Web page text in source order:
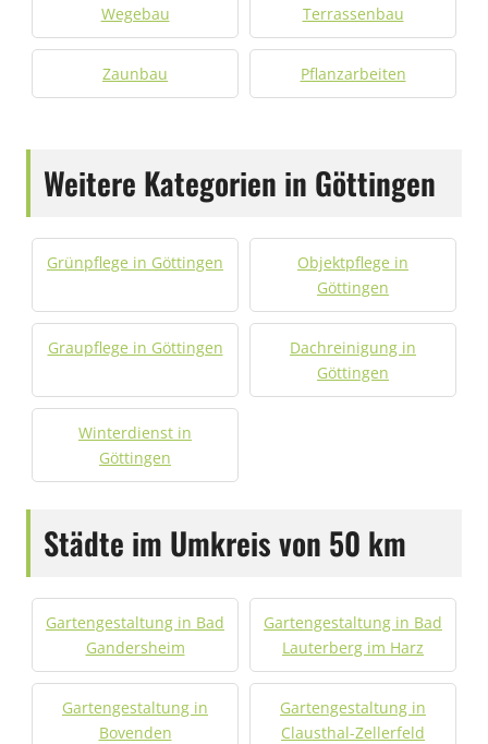
Wegebau Terrassenbau
Zaunbau Pflanzarbeiten
Weitere Kategorien in Göttingen
Grünpflege in Göttingen
Objektpflege in
Göttingen
Graupflege in Göttingen
Dachreinigung in
Göttingen
Winterdienst in
Göttingen
Städte im Umkreis von 50 km
Gartengestaltung in Bad
Gandersheim
Gartengestaltung in Bad
Lauterberg im Harz
Gartengestaltung in
Bovenden
Gartengestaltung in
Clausthal-Zellerfeld